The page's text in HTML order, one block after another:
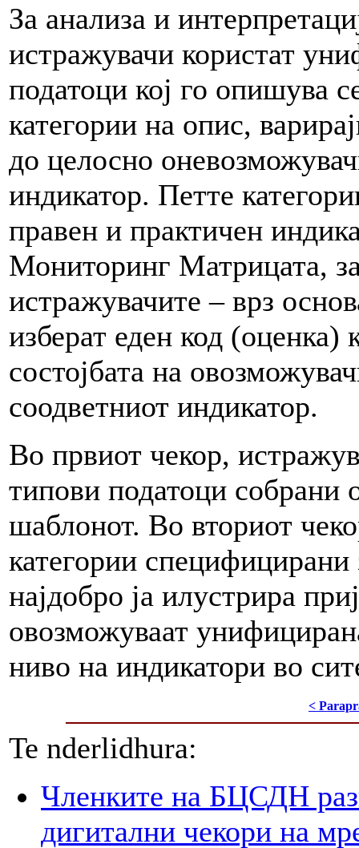
За анализа и
истражувачи користат
податоци кој го опишува
категории на опис,
до целосно
индикатор. Петте
правен и практичен
Мониторинг Матрицата,
истражувачите – врз
изберат еден код (оценка)
состојбата на
соодветниот индикатор.
Во првиот чекор,
типови податоци собрани
шаблонот. Во вториот
категории специфицирани
најдобро ја илустрира
овозможуваат
ниво на индикатори во
<
Te nderlidhura:
Членките на БЦСДН
дигитални чекори на